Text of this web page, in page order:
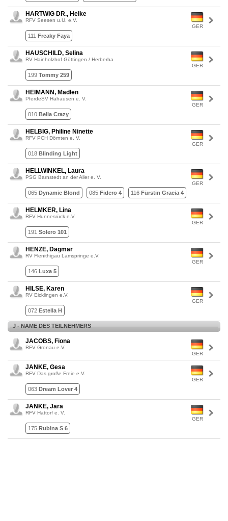
GER
HARTWIG DR., Heike
RFV Seesen u.U. e.V.
111 Freaky Faya
GER
HAUSCHILD, Selina
RV Hainholzhof Göttingen / Herberha
199 Tommy 259
GER
HEIMANN, Madlen
PferdeSV Hahausen e. V.
010 Bella Crazy
GER
HELBIG, Philine Ninette
RFV PCH Dörnten e. V.
018 Blinding Light
GER
HELLWINKEL, Laura
PSG Barnstedt an der Aller e. V.
065 Dynamic Blond 085 Fidero 4 116 Fürstin Gracia 4
GER
HELMKER, Lina
RFV Hunnesrück e.V.
191 Solero 101
GER
HENZE, Dagmar
RV Flenithigau Lamspringe e.V.
146 Luxa 5
GER
HILSE, Karen
RV Eicklingen e.V.
072 Estella H
J - NAME DES TEILNEHMERS
GER
JACOBS, Fiona
RFV Gronau e.V.
GER
JANKE, Gesa
RFV Das große Freie e.V.
063 Dream Lover 4
GER
JANKE, Jara
RFV Hattorf e. V.
175 Rubina S 6